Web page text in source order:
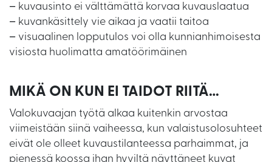
– kuvausinto ei välttämättä korvaa kuvauslaatua
– kuvankäsittely vie aikaa ja vaatii taitoa
– visuaalinen lopputulos voi olla kunnianhimoisesta
visiosta huolimatta amatöörimäinen
MIKÄ ON KUN EI TAIDOT RIITÄ…
Valokuvaajan työtä alkaa kuitenkin arvostaa
viimeistään siinä vaiheessa, kun valaistusolosuhteet
eivät ole olleet kuvaustilanteessa parhaimmat, ja
pienessä koossa ihan hyviltä näyttäneet kuvat